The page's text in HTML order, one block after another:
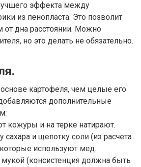
эффекта между
из пенопласта. Это позволит
от дна расстоянии. Можно
но это делать не обязательно.
картофеля, чем целые его
дополнительные
кожуры и на терке натирают.
и щепотку соли (из расчета
используют мед.
(консистенция должна быть